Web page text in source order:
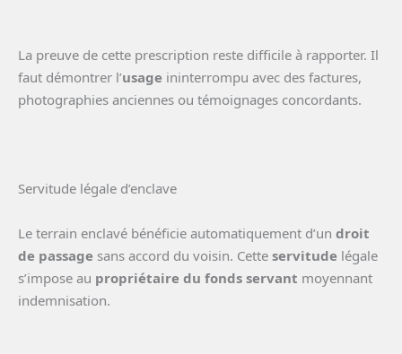
La preuve de cette prescription reste difficile à rapporter. Il
faut démontrer l’usage ininterrompu avec des factures,
photographies anciennes ou témoignages concordants.
Servitude légale d’enclave
Le terrain enclavé bénéficie automatiquement d’un droit
de passage sans accord du voisin. Cette servitude légale
s’impose au propriétaire du fonds servant moyennant
indemnisation.